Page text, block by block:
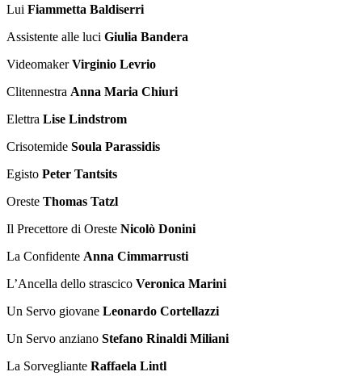
Lui Fiammetta Baldiserri
Assistente alle luci Giulia Bandera
VideomakerVirginio Levrio
Clitennestra Anna Maria Chiuri
Elettra Lise Lindstrom
Crisotemide Soula Parassidis
Egisto Peter Tantsits
Oreste Thomas Tatzl
Il Precettore di Oreste Nicolò Donini
La Confidente Anna Cimmarrusti
L’Ancella dello strascico Veronica Marini
Un Servo giovane Leonardo Cortellazzi
Un Servo anziano Stefano Rinaldi Miliani
La Sorvegliante Raffaela Lintl